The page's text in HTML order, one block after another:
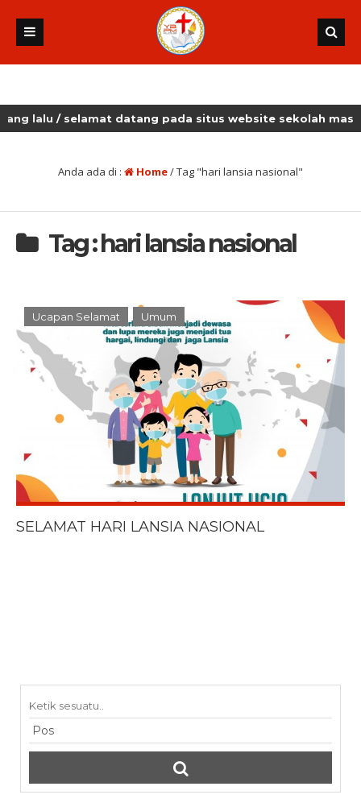
/ selamat datang pada situs website sekolah masehi
Anda ada di : Home/Tag "hari lansia nasional"
Tag : hari lansia nasional
Ucapan Selamat Umum
SELAMAT HARI LANSIA NASIONAL